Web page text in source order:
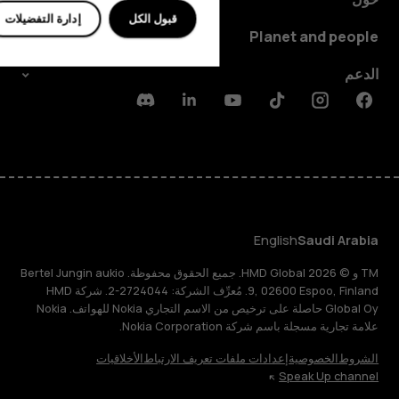
Planet and people
الدعم
Facebook
Instagram
Tiktok
Youtube
Linkedin
Discord
Saudi Arabia
English
TM و © 2026 HMD Global. جميع الحقوق محفوظة. Bertel Jungin aukio
9, 02600 Espoo, Finland. مُعرِّف الشركة: 2724044-2. شركة HMD
Global Oy حاصلة على ترخيص من الاسم التجاري Nokia للهواتف. Nokia
علامة تجارية مسجلة باسم شركة Nokia Corporation.
الشروطالخصوصيةإعدادات ملفات تعريف الارتباطالأخلاقيات
Speak Up channel
إدارة التفضيلات قبول الكل